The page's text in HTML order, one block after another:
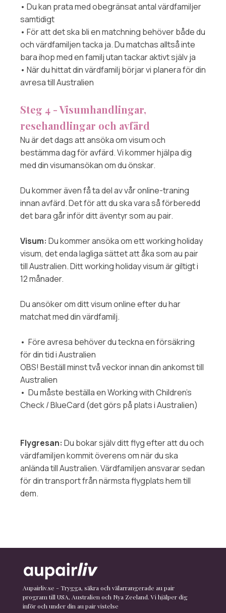
• Du kan prata med obegränsat antal värdfamiljer
samtidigt
• För att det ska bli en matchning behöver både du
och värdfamiljen tacka ja. Du matchas alltså inte
bara ihop med en familj utan tackar aktivt själv ja
• När du hittat din värdfamilj börjar vi planera för din
avresa till Australien
Steg 4 - Visumhandlingar,
resehandlingar och avfärd
Nu är det dags att ansöka om visum och
bestämma dag för avfärd. Vi kommer hjälpa dig
med din visumansökan om du önskar.
Du kommer även få ta del av vår online-traning
innan avfärd. Det för att du ska vara så förberedd
det bara går inför ditt äventyr som au pair.
Visum: Du kommer ansöka om ett working holiday
visum, det enda lagliga sättet att åka som au pair
till Australien. Ditt working holiday visum är giltigt i
12 månader.
Du ansöker om ditt visum online efter du har
matchat med din värdfamilj.
• Före avresa behöver du teckna en försäkring
för din tid i Australien
OBS! Beställ minst två veckor innan din ankomst till
Australien
• Du måste beställa en Working with Children’s
Check / BlueCard (det görs på plats i Australien)
Flygresan: Du bokar själv ditt flyg efter att du och
värdfamiljen kommit överens om när du ska
anlända till Australien. Värdfamiljen ansvarar sedan
för din transport från närmsta flygplats hem till
dem.
Aupairliv.se - Trygga, säkra och välarrangerade au pair
program till USA, Australien och Nya Zeeland. Vi hjälper dig
inför och under din au pair vistelse